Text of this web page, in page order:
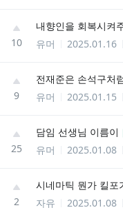
10
유머
2025.01.16
9
전재준은 손석구처
유머
2025.01.15
25
담임 선생님 이름이
유머
2025.01.08
2
시네마틱 뭔가 킬포
자유
2025.01.08